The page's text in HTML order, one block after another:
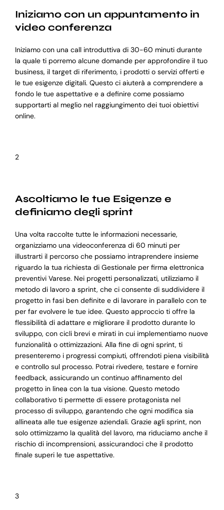
Iniziamo con un appuntamento in
video conferenza
Iniziamo con una call introduttiva di 30-60 minuti durante
la quale ti porremo alcune domande per approfondire il tuo
business, il target di riferimento, i prodotti o servizi offerti e
le tue esigenze digitali. Questo ci aiuterà a comprendere a
fondo le tue aspettative e a definire come possiamo
supportarti al meglio nel raggiungimento dei tuoi obiettivi
online.
2
Ascoltiamo le tue Esigenze e
definiamo degli sprint
Una volta raccolte tutte le informazioni necessarie,
organizziamo una videoconferenza di 60 minuti per
illustrarti il percorso che possiamo intraprendere insieme
riguardo la tua richiesta di Gestionale per firma elettronica
preventivi Varese. Nei progetti personalizzati, utilizziamo il
metodo di lavoro a sprint, che ci consente di suddividere il
progetto in fasi ben definite e di lavorare in parallelo con te
per far evolvere le tue idee. Questo approccio ti offre la
flessibilità di adattare e migliorare il prodotto durante lo
sviluppo, con cicli brevi e mirati in cui implementiamo nuove
funzionalità o ottimizzazioni. Alla fine di ogni sprint, ti
presenteremo i progressi compiuti, offrendoti piena visibilità
e controllo sul processo. Potrai rivedere, testare e fornire
feedback, assicurando un continuo affinamento del
progetto in linea con la tua visione. Questo metodo
collaborativo ti permette di essere protagonista nel
processo di sviluppo, garantendo che ogni modifica sia
allineata alle tue esigenze aziendali. Grazie agli sprint, non
solo ottimizzamo la qualità del lavoro, ma riduciamo anche il
rischio di incomprensioni, assicurandoci che il prodotto
finale superi le tue aspettative.
3